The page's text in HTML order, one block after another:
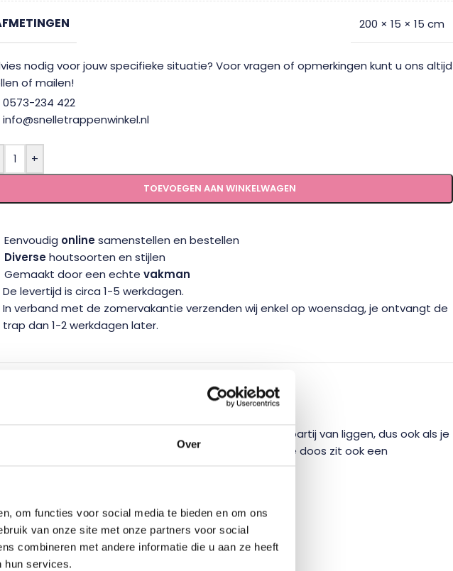
Over
om functies voor social media te bieden en om ons
van onze site met onze partners voor social
combineren met andere informatie die u aan ze heeft
hun services.
200 × 15 × 15 cm
nodig voor jouw specifieke situatie? Voor vragen of opmerkingen kunt u ons altijd
of mailen!
0573-234 422
info@snelletrappenwinkel.nl
+
TOEVOEGEN AAN WINKELWAGEN
Eenvoudig onlinesamenstellen en bestellen
Diversehoutsoorten en stijlen
Gemaakt door een echte vakman
De levertijd is circa 1-5 werkdagen.
In verband met de zomervakantie verzenden wij enkel op woensdag, je ontvangt de
trap dan 1-2 werkdagen later.
die snel leverbaar is. Wij hebben er een grote partij van liggen, dus ook als je
werk te monteren, en naar wens in te korten. In de doos zit ook een